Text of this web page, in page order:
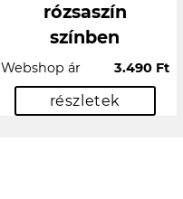
rózsaszín
színben
Webshop ár 3.490 Ft
részletek